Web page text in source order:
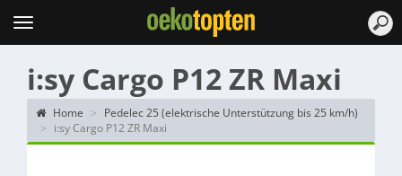
Topten
Menu
i:sy Cargo P12 ZR Maxi
Home
Pedelec 25 (elektrische Unterstützung bis 25 km/h)
i:sy Cargo P12 ZR Maxi